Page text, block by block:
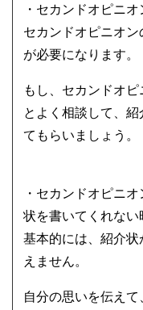
・セカンドオピニ
セカンドオピニオ
が必要になります。
もし、セカンドオ
とよく相談して、
てもらいましょう。
・セカンドオピニ
状を書いてくれない
基本的には、紹介
えません。
自分の思いを伝え